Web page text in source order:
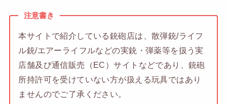
注意書き
本サイトで紹介している銃砲店は、散弾銃/ライフ
ル銃/エアーライフルなどの実銃・弾薬等を扱う実
店舗及び通信販売（EC）サイトなどであり、銃砲
所持許可を受けていない方が扱える玩具ではあり
ませんのでご了承ください。